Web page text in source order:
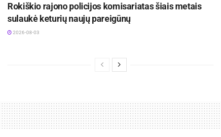
Rokiškio rajono policijos komisariatas šiais metais
sulaukė keturių naujų pareigūnų
2026-08-03